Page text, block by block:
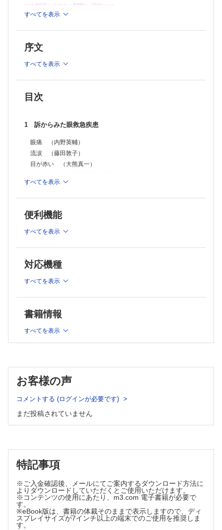
眼底白斑 （原 千佳子）
黄斑浮腫 （今井 章，村田敏規）
網膜・硝子体出血 （鈴間 潔）
うっ血乳頭，乳頭浮腫 （中馬秀樹）
乳頭陥凹，視神経萎縮 （石橋真吾，田原昭彦）
眼球運動障害 （中馬秀樹）
眼窩／眼窩骨折 （山田貴之）
眼窩／眼窩内異物 （古田 実）
眼瞼／外傷性眼瞼下垂 （上笹貫太郎，嘉鳥信忠）
眼瞼／涙小管断裂 （野田実香）
ださい （上笹貫太郎，嘉鳥信忠）
結膜／結膜異物 （園田 靖）
角膜／角膜異物 （笹元威宏，小池 昇）
角膜／電気・放射線障害 （森重直行）
CQ LASIK後の角膜外傷について教えてください （戸田郁子）
SQ 角膜再生治療の現状を教えてください （相馬剛至，西田幸二）
水晶体／外傷性白内障 （西村栄一）
CQ 外傷性白内障術後の眼内レンズ挿入時期を教えてください
ぶどう膜／前房出血 （久冨智朗）
彦）
ぶどう膜／外傷性散瞳 （筑田 眞）
ぶどう膜／虹彩脱出 （筑田 眞）
CQ 外傷後の交感性眼炎は，どのようなことに気をつけたらよいです
か？ （後藤 浩）
（納富昭司，久冨智朗）
網膜／網膜出血 （小島正嗣，緒方奈保子）
網膜／外傷性網膜壊死 （板倉宏高）
網膜／外傷性網膜剥離 （國方彦志）
CQ 日食網膜症について教えてください （大鹿哲郎）
網膜／レーザー光による障害 （北口善之，不二門 尚）
CQ 眼底が見えないときの画像診断について教えてください （林
英之）
SQ 外傷性網膜病変のOCT所見について教えてください （丸子一
朗）
硝子体／眼内異物 （池田俊英）
硝子体／眼球鉄症 （飯島裕幸）
視神経／外傷性視神経症，視神経管骨折 （柏井 聡）
※本製品はPCでの閲覧も可能です。
製品のご購入後、「購入済ライセンス一覧」より、オンライン環
認ください。
最新版
すべてを表示
序文
すべてを表示
目次
1 訴からみた眼救急疾患
眼痛 （内野英輔）
流涙 （藤田敦子）
目が赤い （大熊真一）
視力低下 （坂本泰二）
視野欠損 （園田恭志）
頭痛，悪心，嘔吐 （立松良之，酒井恵理子）
結膜下出血 （武田篤信）
眼脂 （重安千花，山田昌和）
眼圧上昇 （阿部早苗，吉冨健志）
瞳孔異常 （木村直樹，三村 治）
白色瞳孔 （鈴木茂伸）
硝子体混濁 （庄司拓平，森 圭介）
眼底白斑 （原 千佳子）
黄斑浮腫 （今井 章，村田敏規）
網膜周辺部変性・裂孔 （西村 彰）
網膜・硝子体出血 （鈴間 潔）
眼振 （新明康弘）
3 外傷で救急処置が必要な眼疾患
眼窩／眼窩骨折 （山田貴之）
眼窩／眼窩内異物 （古田 実）
すべてを表示
便利機能
すべてを表示
対応機種
すべてを表示
書籍情報
すべてを表示
お客様の声
コメントする (ログインが必要です)
まだ投稿されていません
特記事項
※ご入金確認後、メールにてご案内するダウンロード方法に
よりダウンロードしていただくとご使用いただけます。
※コンテンツの使用にあたり、m3.com 電子書籍が必要で
す。
※eBook版は、書籍の体裁そのままで表示しますので、ディ
スプレイサイズが7インチ以上の端末でのご使用を推奨しま
す。